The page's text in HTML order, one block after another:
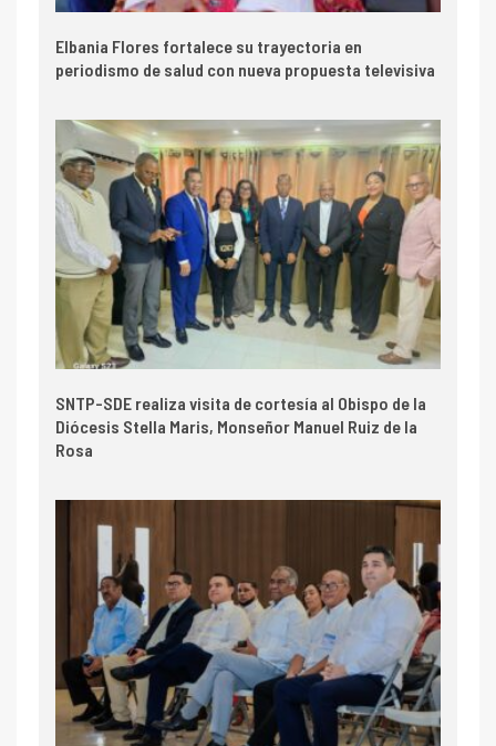
Elbania Flores fortalece su trayectoria en
periodismo de salud con nueva propuesta televisiva
SNTP-SDE realiza visita de cortesía al Obispo de la
Diócesis Stella Maris, Monseñor Manuel Ruiz de la
Rosa